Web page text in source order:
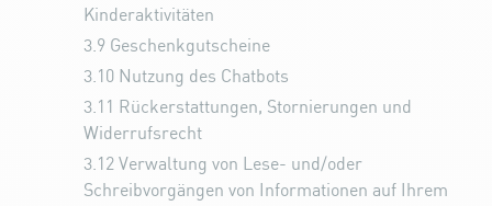
Kinderaktivitäten
3.9 Geschenkgutscheine
3.10 Nutzung des Chatbots
3.11
Rückerstattungen, Stornierungen und
Widerrufsrecht
3.12 Verwaltung von Lese- und/oder
Schreibvorgängen von Informationen auf Ihrem